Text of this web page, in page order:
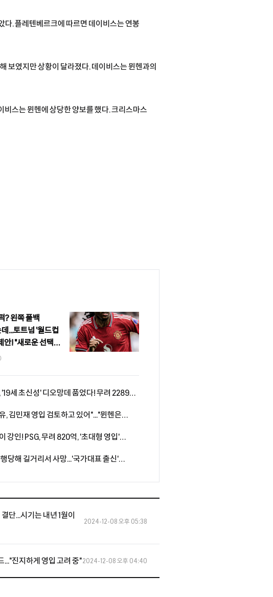
다. 플레텐베르크에 따르면 데이비스는 연봉
보였지만 상황이 달라졌다. 데이비스는 뮌헨과의
스는 뮌헨에 상당한 양보를 했다. 크리스마스
? 왼쪽 풀백
...토트넘 '월드컵
안! "새로운 선택지
세 초신성' 디오망데 품었다! 무려 2289억
축
, 김민재 영입 검토하고 있어"..."뮌헨은
강인! PSG, 무려 820억, '초대형 영입'
유력'
당해 길거리서 사망...'국가대표 출신'
단...시기는 내년 1월이
2024-12-08 오후 05:38
..."진지하게 영입 고려 중"2024-12-08 오후 04:40